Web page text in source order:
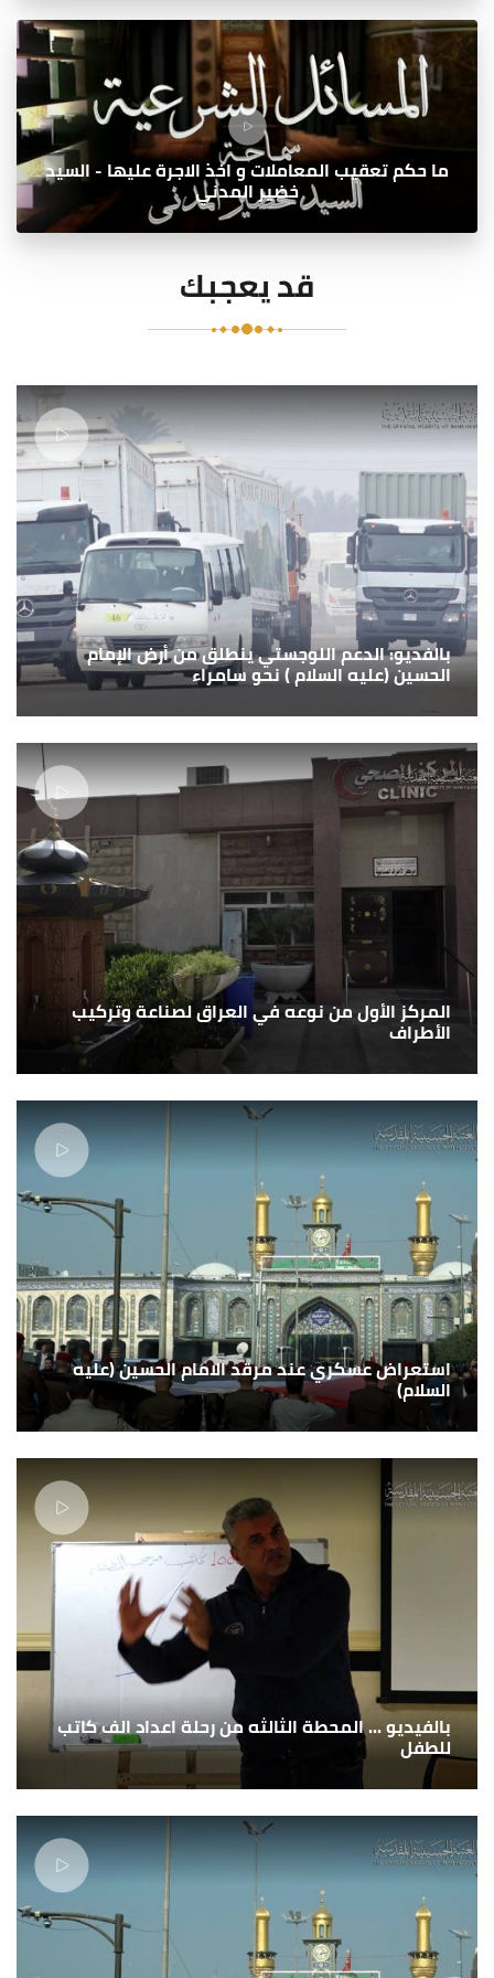
ما حكم تعقيب المعاملات و اخذ الاجرة عليها - السيد
خضير المدني
قد يعجبك
بالفديو: الدعم اللوجستي ينطلق من أرض الإمام
الحسين (عليه السلام ) نحو سامراء
المركز الأول من نوعه في العراق لصناعة وتركيب
الأطراف
استعراض عسكري عند مرقد الامام الحسين (عليه
السلام)
بالفيديو ... المحطة الثالثه من رحلة اعداد الف كاتب
للطفل